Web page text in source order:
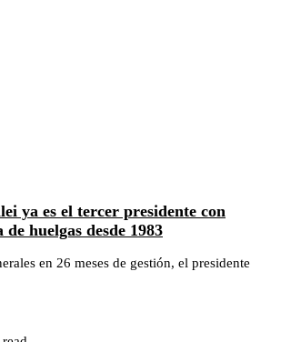
ya es el tercer presidente con
huelgas desde 1983
en 26 meses de gestión, el presidente